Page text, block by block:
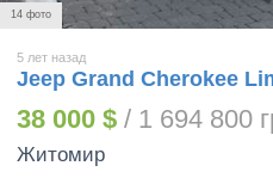
14 фото
5 лет назад
Jeep Grand Cherokee
38 000 $ / 1 694 800
Житомир